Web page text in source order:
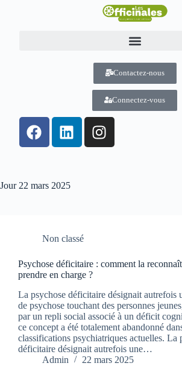
Contactez-nous
Connectez-vous
Jour22 mars 2025
Non classé
Psychose déficitaire : comment la
prendre en charge ?
La psychose déficitaire désignait autrefois
de psychose touchant des personnes
par un repli social associé à un déficit
ce concept a été totalement abandonné
classifications psychiatriques actuelles. La
déficitaire désignait autrefois une…
Admin
22 mars 2025